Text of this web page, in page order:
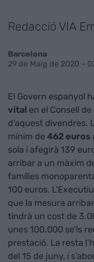
Redacció VIA
Barcelona
29 de Maig de 2020 -
El Govern espanyol
vital en el Consell
d’aquest divendres.
mínim de 462 euros
sola i afegirà 139
arribar a un màxim
famílies
100 euros.
que la mesura
tindrà un cost de
unes 100.000 se’ls
prestació. La resta
del 15 de juny, i